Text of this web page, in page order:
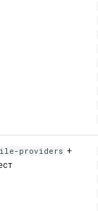
providers +